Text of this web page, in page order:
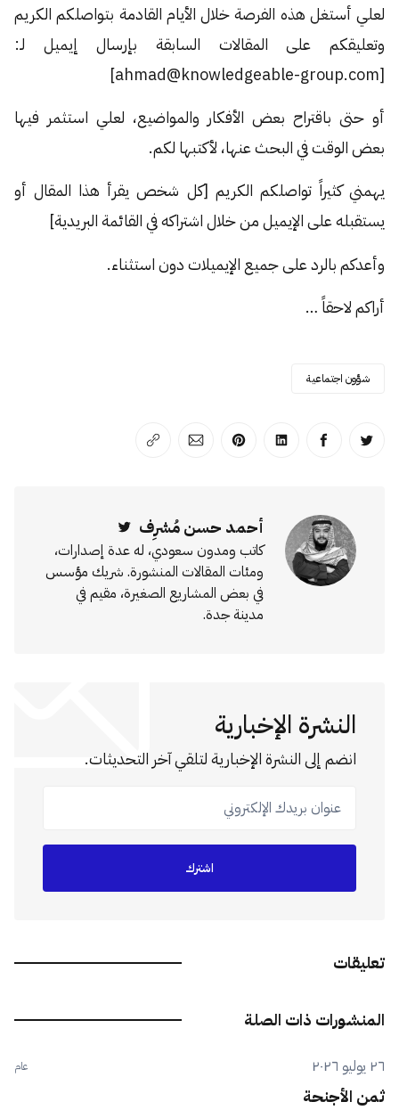
لعلي أستغل هذه الفرصة خلال الأيام القادمة بتواصلكم الكريم
وتعليقكم على المقالات السابقة بإرسال إيميل لـ:
[ahmad@knowledgeable-group.com]
أو حتى باقتراح بعض الأفكار والمواضيع، لعلي استثمر فيها
بعض الوقت في البحث عنها، لأكتبها لكم.
يهمني كثيراً تواصلكم الكريم [كل شخص يقرأ هذا المقال أو
يستقبله على الإيميل من خلال اشتراكه في القائمة البريدية]
وأعدكم بالرد على جميع الإيميلات دون استثناء.
أراكم لاحقاً …
شؤون اجتماعية
انشر على تويترانشر على الفيسبوك
انشر على لينكد إن
انشر على بينترست
انشر على الإيميل
انسخ الرابط
أحمد حسن مُشرِف
كاتب ومدون سعودي، له عدة إصدارات،
ومئات المقالات المنشورة. شريك مؤسس
في بعض المشاريع الصغيرة، مقيم في
مدينة جدة.
النشرة الإخبارية
انضم إلى النشرة الإخبارية لتلقي آخر التحديثات.
عنوان بريدك الإلكتروني
اشترك
تعليقات
المنشورات ذات الصلة
٢٦ يوليو ٢٠٢٦ عام
ثمن الأجنحة